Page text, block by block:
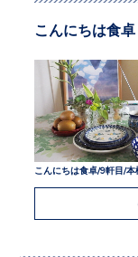
こんにちは食卓